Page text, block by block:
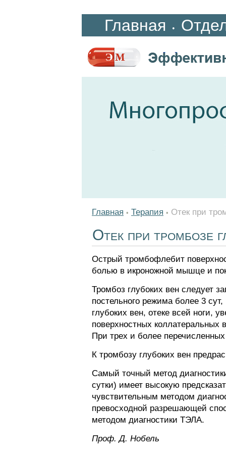
Главная •
Главная • Терапия • Отек при
Отек при тромбозе
Острый тромбофлебит
болью в икроножной мышце и
Тромбоз глубоких вен следует
постельного режима более 3
глубоких вен, отеке всей ноги,
поверхностных коллатеральных
При трех и более
К тромбозу глубоких вен
Самый точный метод
сутки) имеет высокую
чувствительным методом
превосходной разрешающей
методом диагностики ТЭЛА.
Проф. Д. Нобель